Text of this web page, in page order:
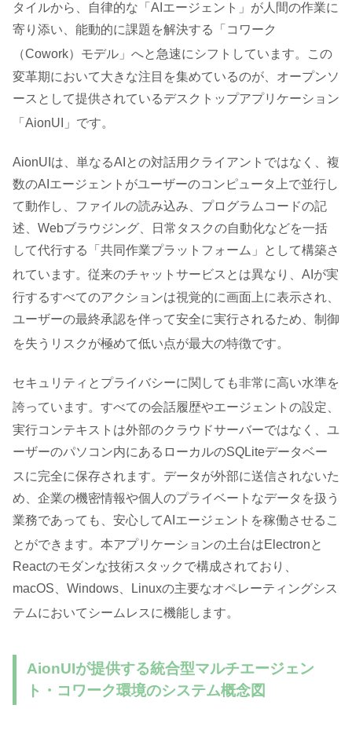
タイルから、自律的な「AIエージェント」が人間の作業に
寄り添い、能動的に課題を解決する「コワーク
（Cowork）モデル」へと急速にシフトしています。この
変革期において大きな注目を集めているのが、オープンソ
ースとして提供されているデスクトップアプリケーション
「AionUI」です。
AionUIは、単なるAIとの対話用クライアントではなく、複
数のAIエージェントがユーザーのコンピュータ上で並行し
て動作し、ファイルの読み込み、プログラムコードの記
述、Webブラウジング、日常タスクの自動化などを一括
して代行する「共同作業プラットフォーム」として構築さ
れています。従来のチャットサービスとは異なり、AIが実
行するすべてのアクションは視覚的に画面上に表示され、
ユーザーの最終承認を伴って安全に実行されるため、制御
を失うリスクが極めて低い点が最大の特徴です。
セキュリティとプライバシーに関しても非常に高い水準を
誇っています。すべての会話履歴やエージェントの設定、
実行コンテキストは外部のクラウドサーバーではなく、ユ
ーザーのパソコン内にあるローカルのSQLiteデータベー
スに完全に保存されます。データが外部に送信されないた
め、企業の機密情報や個人のプライベートなデータを扱う
業務であっても、安心してAIエージェントを稼働させるこ
とができます。本アプリケーションの土台はElectronと
Reactのモダンな技術スタックで構成されており、
macOS、Windows、Linuxの主要なオペレーティングシス
テムにおいてシームレスに機能します。
AionUIが提供する統合型マルチエージェン
ト・コワーク環境のシステム概念図